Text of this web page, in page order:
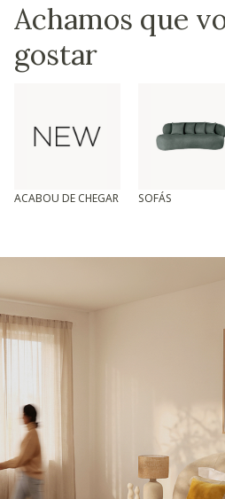
Achamos que
gostar
ACABOU DE CHEGAR SOFÁS